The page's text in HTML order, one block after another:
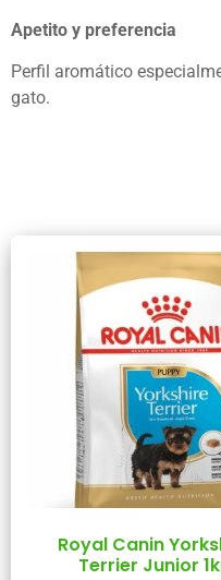
Apetito y preferencia
Perfil aromático
gato.
Royal Canin
Terrier Junior